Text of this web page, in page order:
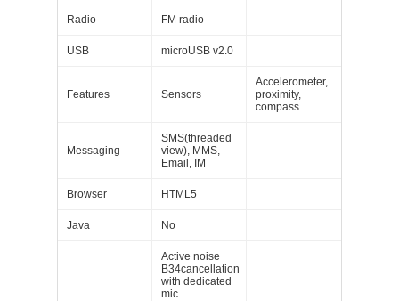
Radio FM radio
USB microUSB v2.0
Features Sensors
Accelerometer,
proximity,
compass
Messaging
SMS(threaded
view), MMS,
Email, IM
Browser HTML5
Java No
Active noise
B34cancellation
with dedicated
mic